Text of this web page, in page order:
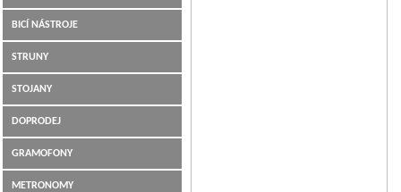
BICÍ NÁSTROJE
STRUNY
STOJANY
DOPRODEJ
GRAMOFONY
METRONOMY